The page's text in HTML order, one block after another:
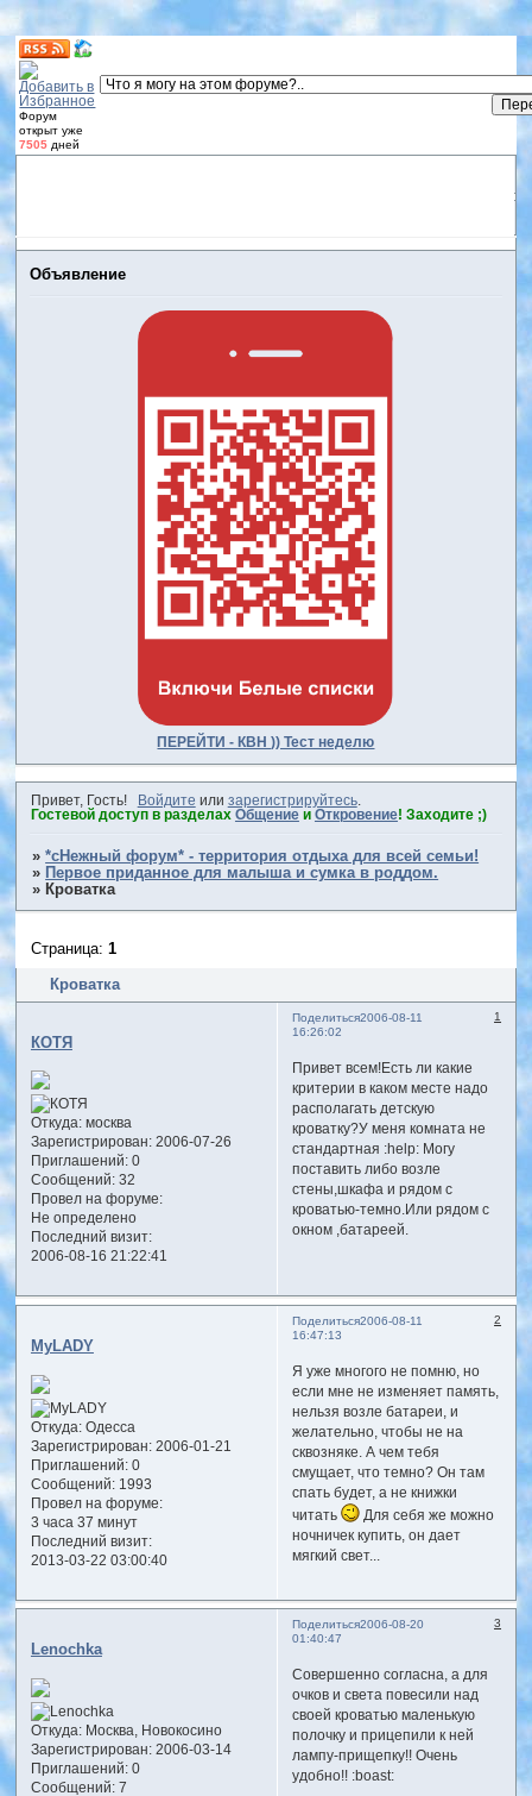
Форум
открыт уже
7505 дней
Объявление
ПЕРЕЙТИ - КВН )) Тест неделю
Привет, Гость! Войдите или зарегистрируйтесь.
Гостевой доступ в разделах Общениеи Откровение! Заходите ;)
»*сНежный форум* - территория отдыха для всей семьи!
» Первое приданное для малыша и сумка в роддом.
» Кроватка
Кроватка
Страница:1
Поделиться 1
2006-08-11
16:26:02
КОТЯ
Откуда:москва
Зарегистрирован: 2006-07-26
Приглашений:0
Сообщений:32
Провел на форуме:
Не определено
Последний визит:
2006-08-16 21:22:41
Привет всем!Есть ли какие
критерии в каком месте надо
располагать детскую
кроватку?У меня комната не
стандартная :help: Могу
поставить либо возле
стены,шкафа и рядом с
кроватью-темно.Или рядом с
окном ,батареей.
Поделиться 2
2006-08-11
16:47:13
MyLADY
Откуда:Одесса
Зарегистрирован: 2006-01-21
Приглашений:0
Сообщений:1993
Провел на форуме:
3 часа 37 минут
Последний визит:
2013-03-22 03:00:40
Я уже многого не помню, но
если мне не изменяет память,
нельзя возле батареи, и
желательно, чтобы не на
сквозняке. А чем тебя
смущает, что темно? Он там
спать будет, а не книжки
читать
Для себя же можно
ночничек купить, он дает
мягкий свет...
Поделиться 3
2006-08-20
01:40:47
Lenochka
Откуда:Москва, Новокосино
Зарегистрирован: 2006-03-14
Приглашений:0
Сообщений:7
Совершенно согласна, а для
очков и света повесили над
своей кроватью маленькую
полочку и прицепили к ней
лампу-прищепку!! Очень
удобно!! :boast: